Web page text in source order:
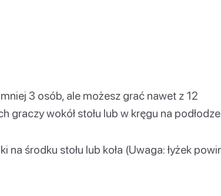
3 osób, ale możesz grać nawet z 12
graczy wokół stołu lub w kręgu na
na środku stołu lub koła (Uwaga: łyżek